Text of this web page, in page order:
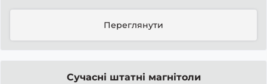
Переглянути
Сучасні штатні магнітоли